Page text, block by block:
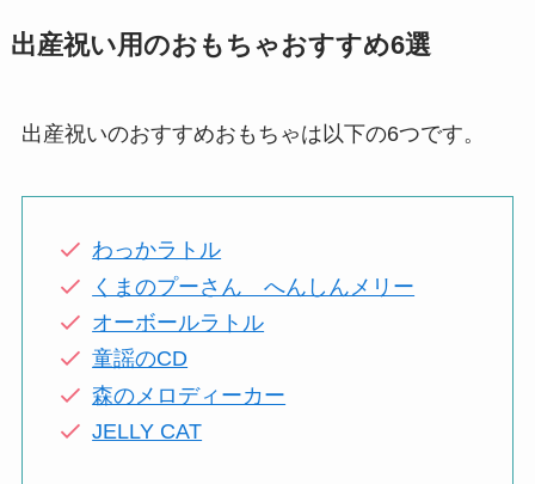
出産祝い用のおもちゃおすすめ6選
出産祝いのおすすめおもちゃは以下の6つです。
わっかラトル
くまのプーさん へんしんメリー
オーボールラトル
童謡のCD
森のメロディーカー
JELLY CAT